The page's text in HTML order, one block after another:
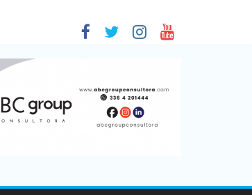
el país, un 5,9% más que en 2025